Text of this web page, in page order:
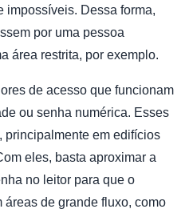
impossíveis. Dessa forma,
por uma pessoa
área restrita, por exemplo.
de acesso que funcionam
ou senha numérica. Esses
principalmente em edifícios
eles, basta aproximar a
no leitor para que o
de grande fluxo, como